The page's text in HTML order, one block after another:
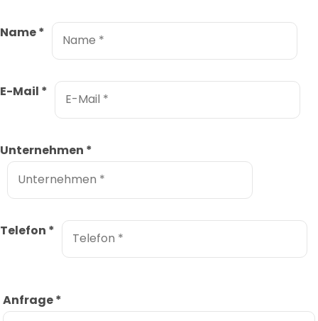
Name*
E-Mail *
Unternehmen *
Telefon *
Anfrage*